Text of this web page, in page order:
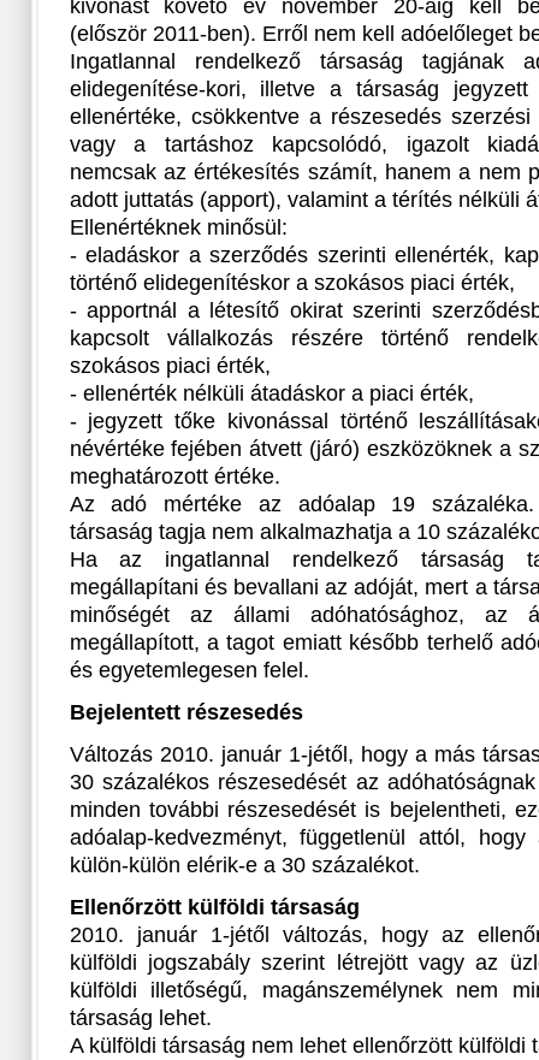
kivonást követő év november 20-áig kell
(először 2011-ben). Erről nem kell adóelőleget
Ingatlannal rendelkező társaság tagjának
elidegenítése-kori, illetve a társaság jegyzett
ellenértéke, csökkentve a részesedés
vagy a tartáshoz kapcsolódó, igazolt
nemcsak az értékesítés számít, hanem a nem
adott juttatás (apport), valamint a térítés nélküli
Ellenértéknek minősül:
- eladáskor a szerződés szerinti ellenérték,
történő elidegenítéskor a szokásos piaci érték,
- apportnál a létesítő okirat szerinti
kapcsolt vállalkozás részére történő
szokásos piaci érték,
- ellenérték nélküli átadáskor a piaci érték,
- jegyzett tőke kivonással történő
névértéke fejében átvett (járó) eszközöknek a
meghatározott értéke.
Az adó mértéke az adóalap 19 százaléka.
társaság tagja nem alkalmazhatja a 10
Ha az ingatlannal rendelkező társaság
megállapítani és bevallani az adóját, mert a
minőségét az állami adóhatósághoz, az
megállapított, a tagot emiatt később terhelő
és egyetemlegesen felel.
Bejelentett részesedés
Változás 2010. január 1-jétől, hogy a más
30 százalékos részesedését az
minden további részesedését is bejelentheti,
adóalap-kedvezményt, függetlenül attól,
külön-külön elérik-e a 30 százalékot.
Ellenőrzött külföldi társaság
2010. január 1-jétől változás, hogy az
külföldi jogszabály szerint létrejött vagy az
külföldi illetőségű, magánszemélynek nem
társaság lehet.
A külföldi társaság nem lehet ellenőrzött külföldi